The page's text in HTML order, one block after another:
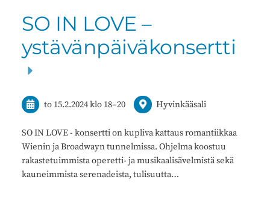
SO IN LOVE –
ystävänpäiväkonsertti
to 15.2.2024klo 18–20 Hyvinkääsali
SO IN LOVE - konsertti on kupliva kattaus romantiikkaa
Wienin ja Broadwayn tunnelmissa. Ohjelma koostuu
rakastetuimmista operetti- ja musikaalisävelmistä sekä
kauneimmista serenadeista, tulisuutta…